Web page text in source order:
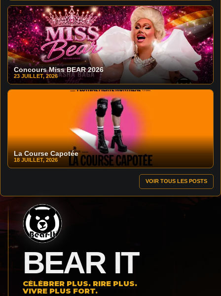
Concours Miss BEAR 2026
23 JUILLET, 2026
La Course Capotée
18 JUILLET, 2026
VOIR TOUS LES POSTS
BEAR IT
CÉLÉBRER PLUS. RIRE PLUS.
VIVRE PLUS FORT.